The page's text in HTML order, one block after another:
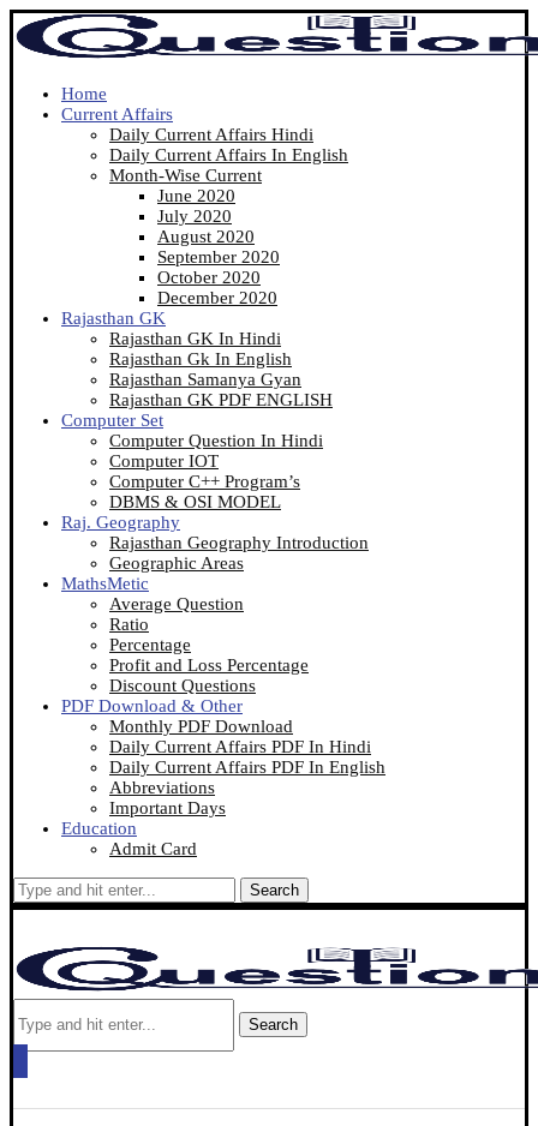
Home
Current Affairs
Daily Current Affairs Hindi
Daily Current Affairs In English
Month-Wise Current
June 2020
July 2020
August 2020
September 2020
October 2020
December 2020
Rajasthan GK
Rajasthan GK In Hindi
Rajasthan Gk In English
Rajasthan Samanya Gyan
Rajasthan GK PDF ENGLISH
Computer Set
Computer Question In Hindi
Computer IOT
Computer C++ Program’s
DBMS & OSI MODEL
Raj. Geography
Rajasthan Geography Introduction
Geographic Areas
MathsMetic
Average Question
Ratio
Percentage
Profit and Loss Percentage
Discount Questions
PDF Download & Other
Monthly PDF Download
Daily Current Affairs PDF In Hindi
Daily Current Affairs PDF In English
Abbreviations
Important Days
Education
Admit Card
Search
Search